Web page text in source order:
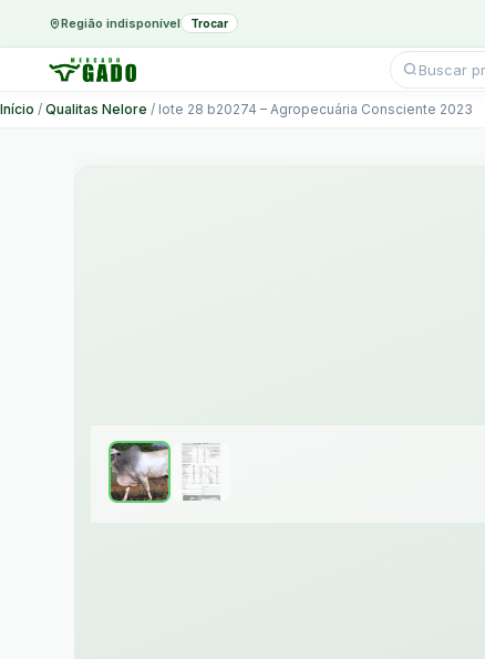
Região indisponível Trocar
Pesquisar
produtos
Ir
Início / Qualitas Nelore / lote 28 b20274 – Agropecuária Consciente 2023